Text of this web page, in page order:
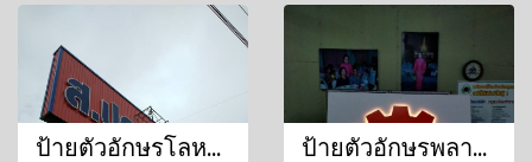
ป้ายตัวอักษรโลหะ พ่นสี 2K งานสีเกรด 5-10 ปี ป้ายตัวอักษรพลาสวูด ไฟออกหลัง